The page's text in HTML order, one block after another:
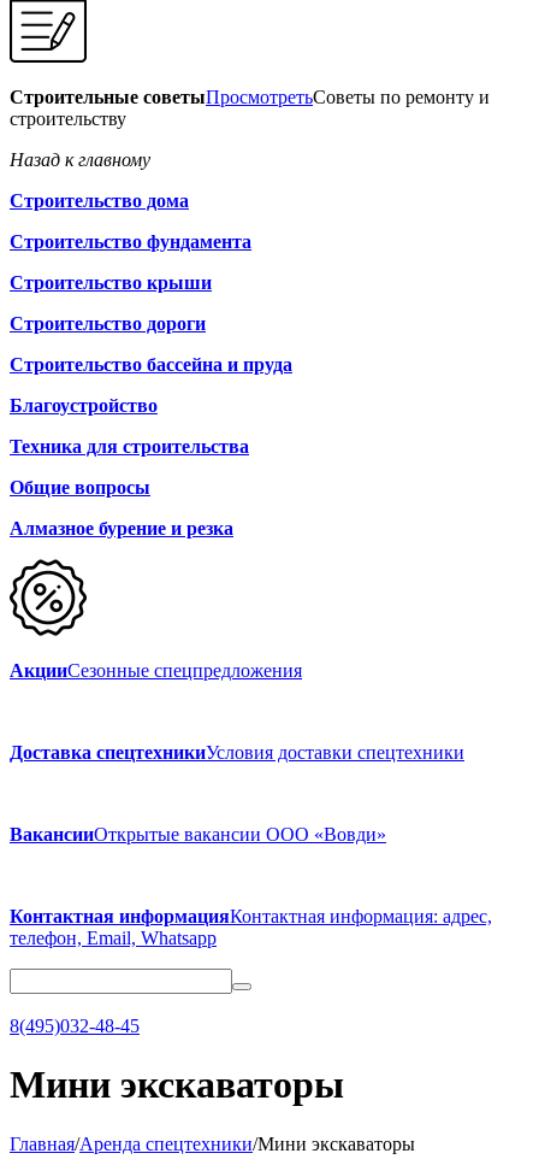
Строительные советыПросмотретьСоветы по ремонту и
строительству
Назад к главному
Строительство дома
Строительство фундамента
Строительство крыши
Строительство дороги
Строительство бассейна и пруда
Благоустройство
Техника для строительства
Общие вопросы
Алмазное бурение и резка
АкцииСезонные спецпредложения
Доставка спецтехникиУсловия доставки спецтехники
ВакансииОткрытые вакансии ООО «Вовди»
Контактная информацияКонтактная информация: адрес,
телефон, Email, Whatsapp
8(495)032-48-45
Мини экскаваторы
Главная/Аренда спецтехники/Мини экскаваторы